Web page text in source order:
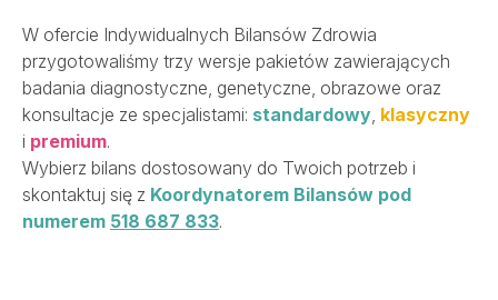
W ofercie Indywidualnych Bilansów Zdrowia
przygotowaliśmy trzy wersje pakietów zawierających
badania diagnostyczne, genetyczne, obrazowe oraz
konsultacje ze specjalistami: standardowy, klasyczny
i premium.
Wybierz bilans dostosowany do Twoich potrzeb i
skontaktuj się z Koordynatorem Bilansów pod
numerem 518 687 833.